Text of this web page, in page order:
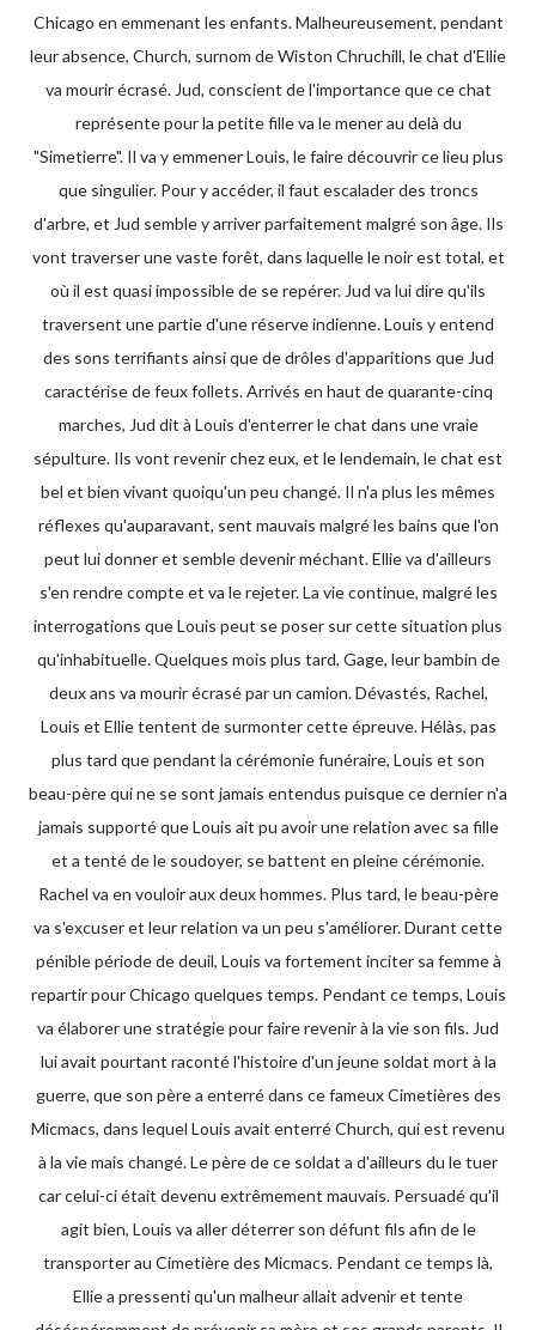
Chicago en emmenant les enfants. Malheureusement, pendant
leur absence, Church, surnom de Wiston Chruchill, le chat d'Ellie
va mourir écrasé. Jud, conscient de l'importance que ce chat
représente pour la petite fille va le mener au delà du
"Simetierre". Il va y emmener Louis, le faire découvrir ce lieu plus
que singulier. Pour y accéder, il faut escalader des troncs
d'arbre, et Jud semble y arriver parfaitement malgré son âge. Ils
vont traverser une vaste forêt, dans laquelle le noir est total, et
où il est quasi impossible de se repérer. Jud va lui dire qu'ils
traversent une partie d'une réserve indienne. Louis y entend
des sons terrifiants ainsi que de drôles d'apparitions que Jud
caractérise de feux follets. Arrivés en haut de quarante-cinq
marches, Jud dit à Louis d'enterrer le chat dans une vraie
sépulture. Ils vont revenir chez eux, et le lendemain, le chat est
bel et bien vivant quoiqu'un peu changé. Il n'a plus les mêmes
réflexes qu'auparavant, sent mauvais malgré les bains que l'on
peut lui donner et semble devenir méchant. Ellie va d'ailleurs
s'en rendre compte et va le rejeter. La vie continue, malgré les
interrogations que Louis peut se poser sur cette situation plus
qu'inhabituelle. Quelques mois plus tard, Gage, leur bambin de
deux ans va mourir écrasé par un camion. Dévastés, Rachel,
Louis et Ellie tentent de surmonter cette épreuve. Hélàs, pas
plus tard que pendant la cérémonie funéraire, Louis et son
beau-père qui ne se sont jamais entendus puisque ce dernier n'a
jamais supporté que Louis ait pu avoir une relation avec sa fille
et a tenté de le soudoyer, se battent en pleine cérémonie.
Rachel va en vouloir aux deux hommes. Plus tard, le beau-père
va s'excuser et leur relation va un peu s'améliorer. Durant cette
pénible période de deuil, Louis va fortement inciter sa femme à
repartir pour Chicago quelques temps. Pendant ce temps, Louis
va élaborer une stratégie pour faire revenir à la vie son fils. Jud
lui avait pourtant raconté l'histoire d'un jeune soldat mort à la
guerre, que son père a enterré dans ce fameux Cimetières des
Micmacs, dans lequel Louis avait enterré Church, qui est revenu
à la vie mais changé. Le père de ce soldat a d'ailleurs du le tuer
car celui-ci était devenu extrêmement mauvais. Persuadé qu'il
agit bien, Louis va aller déterrer son défunt fils afin de le
transporter au Cimetière des Micmacs. Pendant ce temps là,
Ellie a pressenti qu'un malheur allait advenir et tente